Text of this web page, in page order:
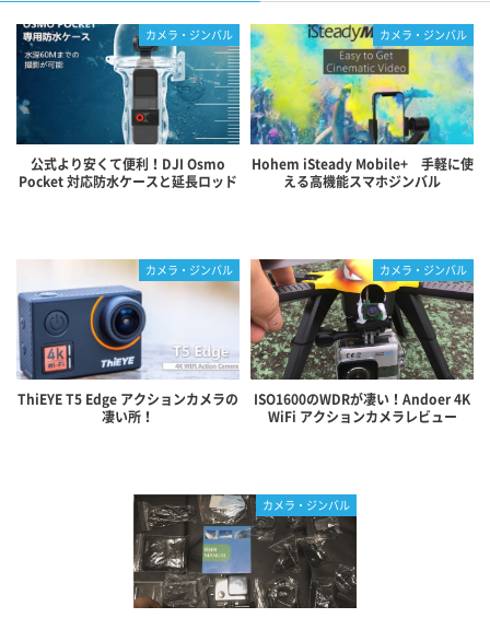
カメラ・ジンバル
公式より安くて便利！DJI Osmo
Pocket 対応防水ケースと延長ロッド
カメラ・ジンバル
Hohem iSteady Mobile+ 手軽に使
える高機能スマホジンバル
カメラ・ジンバル
ThiEYE T5 Edge アクションカメラの
凄い所！
カメラ・ジンバル
ISO1600のWDRが凄い！Andoer 4K
WiFi アクションカメラレビュー
カメラ・ジンバル